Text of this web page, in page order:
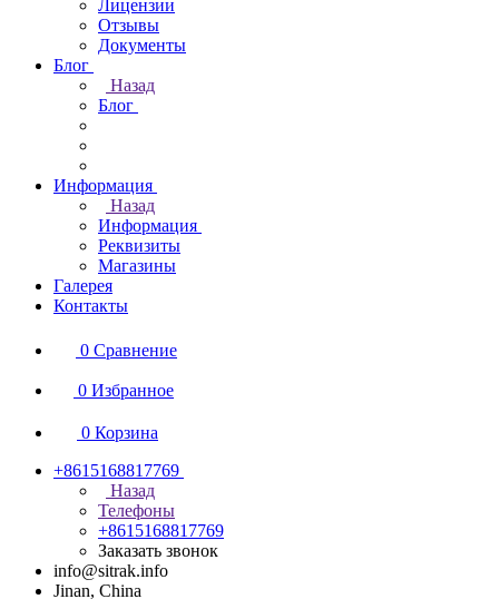
Лицензии
Отзывы
Документы
Блог
Назад
Блог
Информация
Назад
Информация
Реквизиты
Магазины
Галерея
Контакты
0 Сравнение
0 Избранное
0 Корзина
+8615168817769
Назад
Телефоны
+8615168817769
Заказать звонок
info@sitrak.info
Jinan, China